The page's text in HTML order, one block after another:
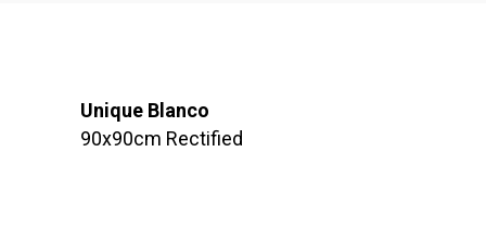
Unique Blanco
90x90cm Rectified